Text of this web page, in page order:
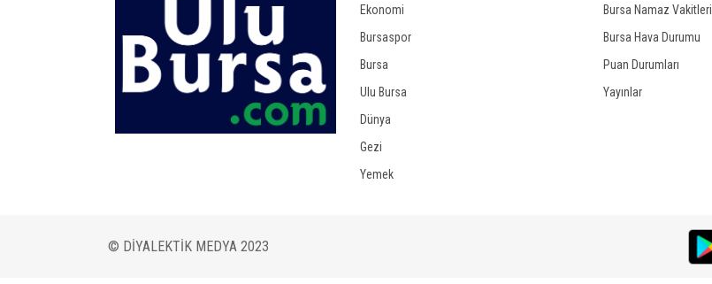
Ekonomi
Bursaspor
Bursa
Ulu Bursa
Dünya
Gezi
Yemek
Bursa Namaz Vakitleri
Bursa Hava Durumu
Puan Durumları
Yayınlar
© DİYALEKTİK MEDYA 2023